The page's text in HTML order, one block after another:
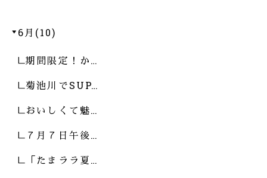
6月(10)
期間限定！か…
菊池川でSUP…
おいしくて魅…
７月７日午後…
「たまララ夏…